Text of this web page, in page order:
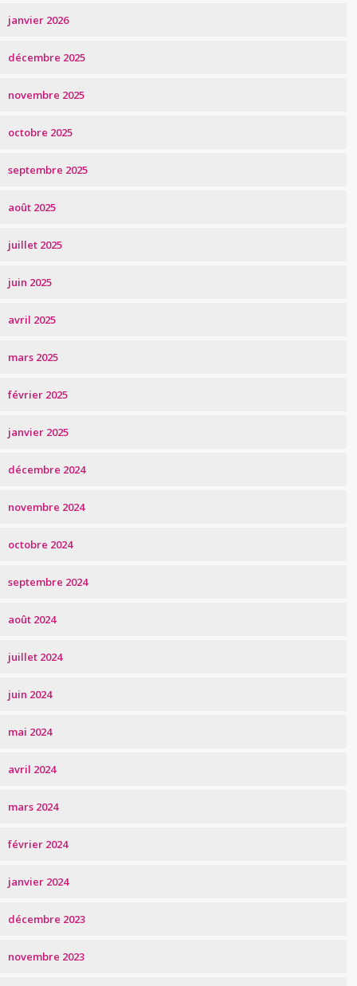
janvier 2026
décembre 2025
novembre 2025
octobre 2025
septembre 2025
août 2025
juillet 2025
juin 2025
avril 2025
mars 2025
février 2025
janvier 2025
décembre 2024
novembre 2024
octobre 2024
septembre 2024
août 2024
juillet 2024
juin 2024
mai 2024
avril 2024
mars 2024
février 2024
janvier 2024
décembre 2023
novembre 2023